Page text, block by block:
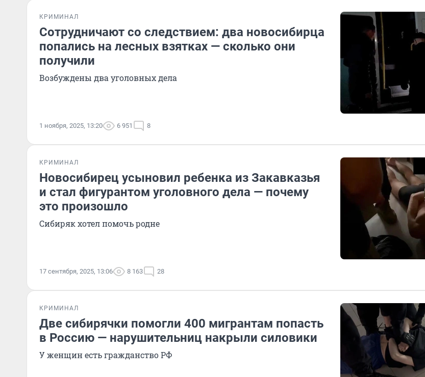
КРИМИНАЛ
Сотрудничают со следствием: два новосибирца
попались на лесных взятках — сколько они
получили
Возбуждены два уголовных дела
1 ноября, 2025, 13:20 6 951 8
КРИМИНАЛ
Новосибирец усыновил ребенка из Закавказья
и стал фигурантом уголовного дела — почему
это произошло
Сибиряк хотел помочь родне
17 сентября, 2025, 13:06 8 163 28
КРИМИНАЛ
Две сибирячки помогли 400 мигрантам попасть
в Россию — нарушительниц накрыли силовики
У женщин есть гражданство РФ